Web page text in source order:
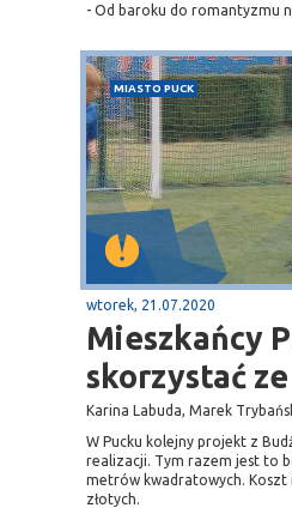
- Od baroku do romantyzmu
MIASTO PUCK
wtorek, 21.07.2020
Mieszkańcy
skorzystać
Karina Labuda, Marek
W Pucku kolejny projekt z
realizacji. Tym razem jest to
metrów kwadratowych. Koszt
złotych.